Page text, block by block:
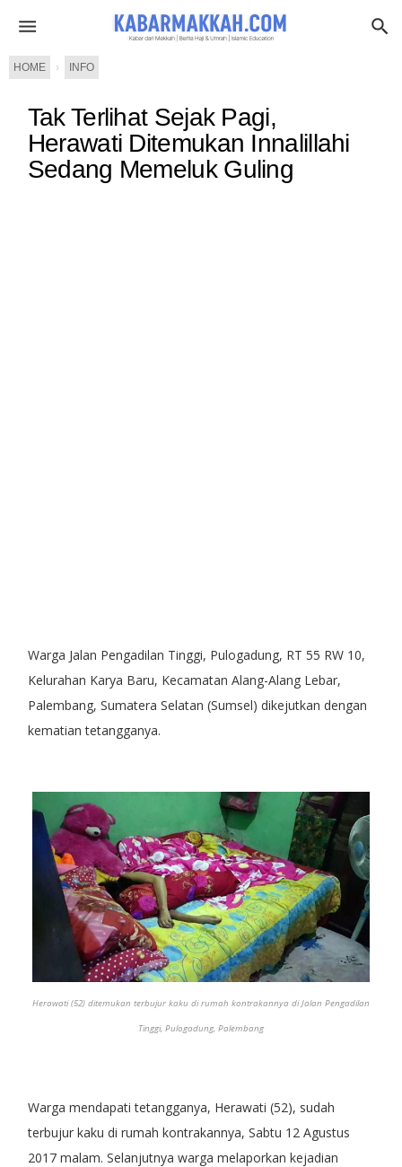
HOME › INFO
Tak Terlihat Sejak Pagi,
Herawati Ditemukan Innalillahi
Sedang Memeluk Guling
Warga Jalan Pengadilan Tinggi, Pulogadung, RT 55 RW 10,
Kelurahan Karya Baru, Kecamatan Alang-Alang Lebar,
Palembang, Sumatera Selatan (Sumsel) dikejutkan dengan
kematian tetangganya.
Herawati (52) ditemukan terbujur kaku di rumah kontrakannya di Jalan Pengadilan
Tinggi, Pulogadung, Palembang
Warga mendapati tetangganya, Herawati (52), sudah
terbujur kaku di rumah kontrakannya, Sabtu 12 Agustus
2017 malam. Selanjutnya warga melaporkan kejadian